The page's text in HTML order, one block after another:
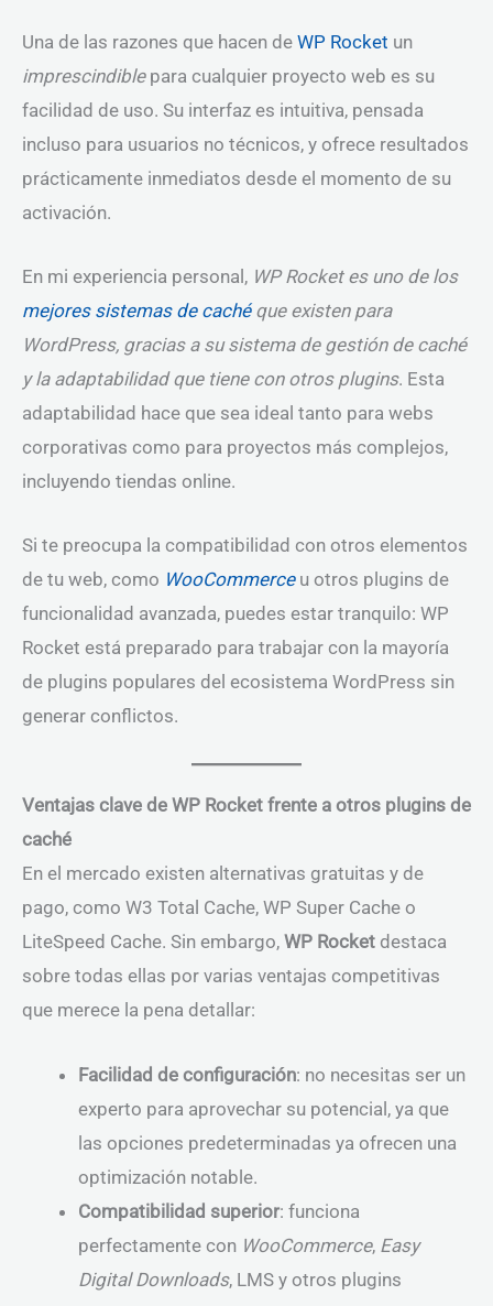
Una de las razones que hacen de WP Rocket un
imprescindiblepara cualquier proyecto web es su
facilidad de uso. Su interfaz es intuitiva, pensada
incluso para usuarios no técnicos, y ofrece resultados
prácticamente inmediatos desde el momento de su
activación.
En mi experiencia personal, WP Rocket es uno de los
mejores sistemas de cachéque existen para
WordPress, gracias a su sistema de gestión de caché
y la adaptabilidad que tiene con otros plugins. Esta
adaptabilidad hace que sea ideal tanto para webs
corporativas como para proyectos más complejos,
incluyendo tiendas online.
Si te preocupa la compatibilidad con otros elementos
de tu web, como WooCommerceu otros plugins de
funcionalidad avanzada, puedes estar tranquilo: WP
Rocket está preparado para trabajar con la mayoría
de plugins populares del ecosistema WordPress sin
generar conflictos.
Ventajas clave de WP Rocket frente a otros plugins de
caché
En el mercado existen alternativas gratuitas y de
pago, como W3 Total Cache, WP Super Cache o
LiteSpeed Cache. Sin embargo, WP Rocket destaca
sobre todas ellas por varias ventajas competitivas
que merece la pena detallar:
Facilidad de configuración: no necesitas ser un
experto para aprovechar su potencial, ya que
las opciones predeterminadas ya ofrecen una
optimización notable.
Compatibilidad superior: funciona
perfectamente con WooCommerce, Easy
Digital Downloads, LMS y otros plugins